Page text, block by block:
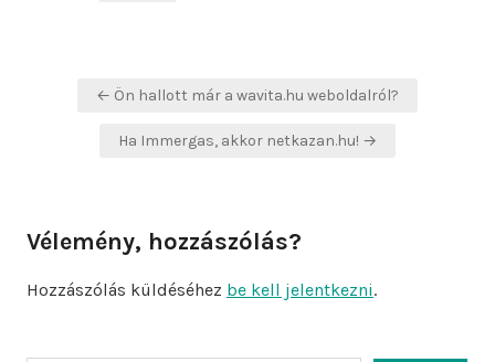
Bejegyzés
← Ön hallott már a wavita.hu weboldalról?
Ha Immergas, akkor netkazan.hu! →
Vélemény, hozzászólás?
Hozzászólás küldéséhez be kell jelentkezni.